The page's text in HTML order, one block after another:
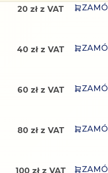
20 zł z VAT
40 zł z VAT
60 zł z VAT
80 zł z VAT
100 zł z VAT